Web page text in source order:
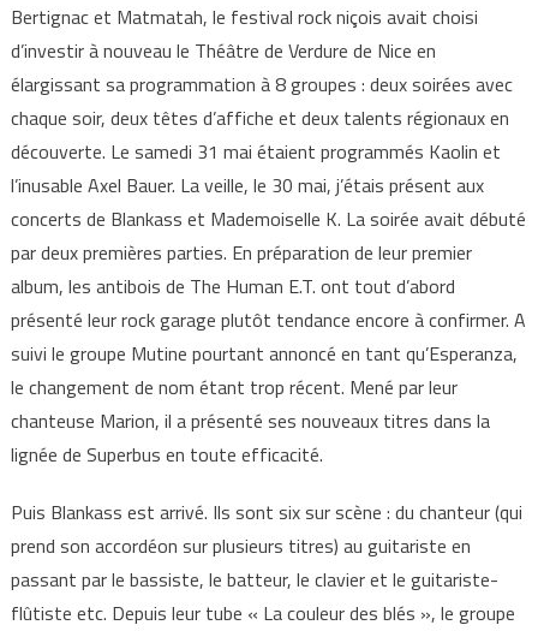
Bertignac et Matmatah, le festival rock niçois avait choisi
d’investir à nouveau le Théâtre de Verdure de Nice en
élargissant sa programmation à 8 groupes : deux soirées avec
chaque soir, deux têtes d’affiche et deux talents régionaux en
découverte. Le samedi 31 mai étaient programmés Kaolin et
l’inusable Axel Bauer. La veille, le 30 mai, j’étais présent aux
concerts de Blankass et Mademoiselle K. La soirée avait débuté
par deux premières parties. En préparation de leur premier
album, les antibois de The Human E.T. ont tout d’abord
présenté leur rock garage plutôt tendance encore à confirmer. A
suivi le groupe Mutine pourtant annoncé en tant qu’Esperanza,
le changement de nom étant trop récent. Mené par leur
chanteuse Marion, il a présenté ses nouveaux titres dans la
lignée de Superbus en toute efficacité.
Puis Blankass est arrivé. Ils sont six sur scène : du chanteur (qui
prend son accordéon sur plusieurs titres) au guitariste en
passant par le bassiste, le batteur, le clavier et le guitariste-
flûtiste etc. Depuis leur tube « La couleur des blés », le groupe